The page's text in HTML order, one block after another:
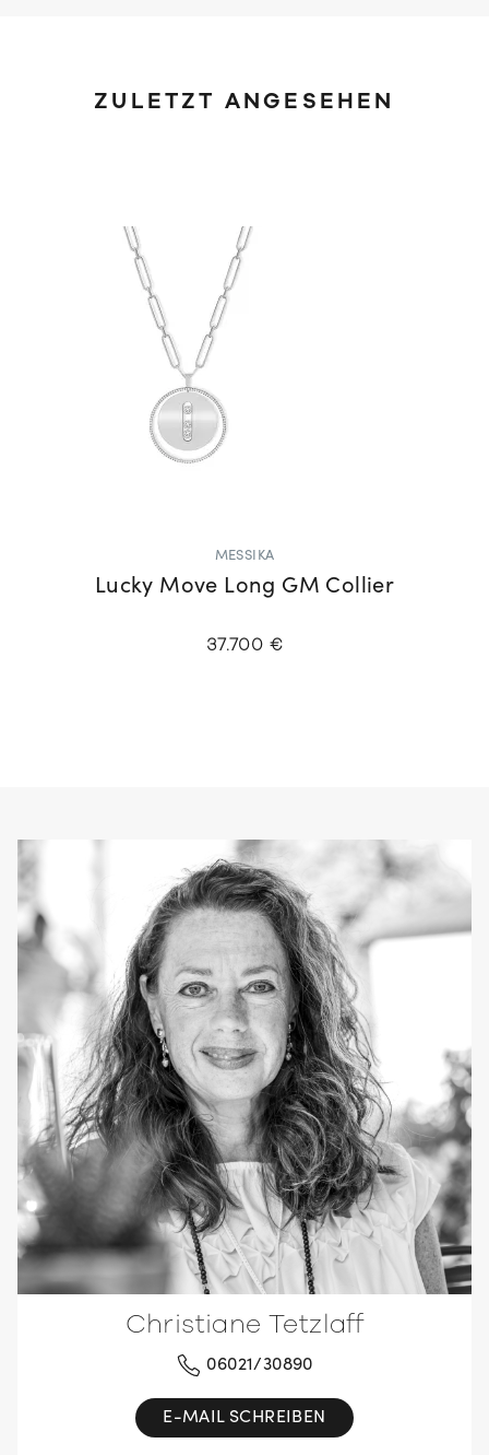
ZULETZT ANGESEHEN
MESSIKA
Lucky Move Long GM Collier
37.700 €
Christiane Tetzlaff
06021/30890
E-MAIL SCHREIBEN